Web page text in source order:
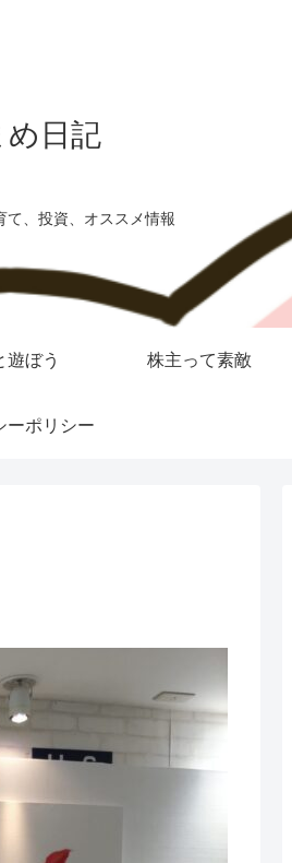
め日記
て、投資、オススメ情報
遊ぼう 株主って素敵
ーポリシー